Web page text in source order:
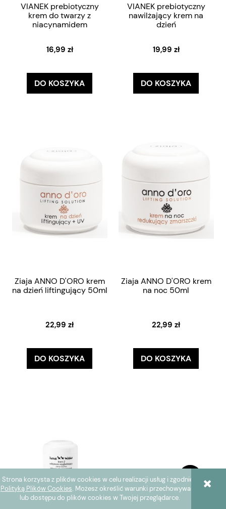
Strona korzysta z plików cookies w celu realizacji usług i zgodnie z
Polityką Plików Cookies. Możesz określić warunki przechowywania
lub dostępu do plików cookies w Twojej przeglądarce.
VIANEK prebiotyczny
krem do twarzy z
niacynamidem
16,99 zł
DO KOSZYKA
VIANEK prebiotyczny
nawilżający krem na
dzień
19,99 zł
DO KOSZYKA
Ziaja ANNO D'ORO krem
na dzień liftingujący 50ml
22,99 zł
DO KOSZYKA
Ziaja ANNO D'ORO krem
na noc 50ml
22,99 zł
DO KOSZYKA